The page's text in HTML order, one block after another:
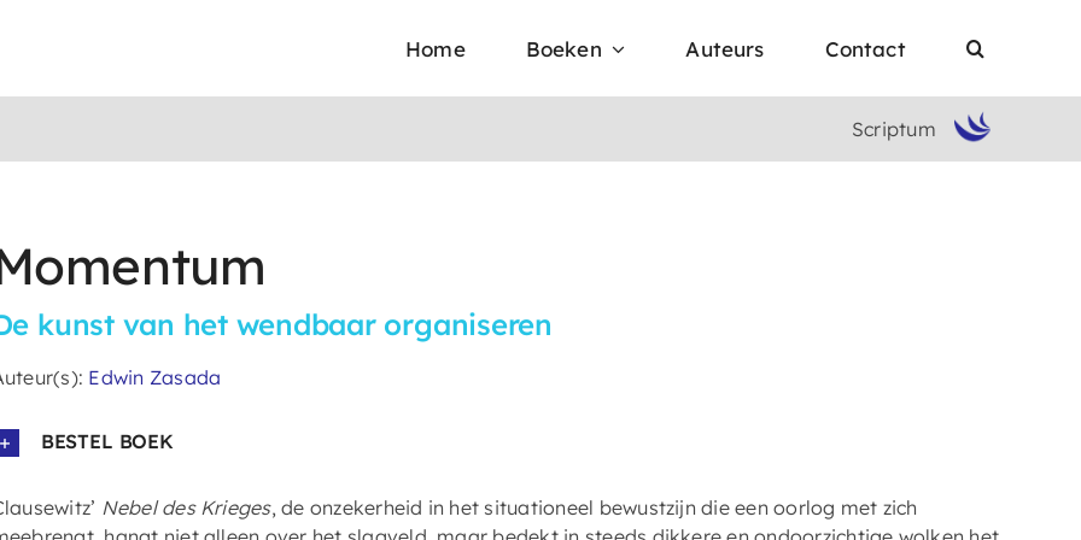
Home Boeken Auteurs Contact
Scriptum
kunst van het wendbaar organiseren
Edwin Zasada
BESTEL BOEK
Nebel des Krieges, de onzekerheid in het situationeel bewustzijn die een oorlog met zich